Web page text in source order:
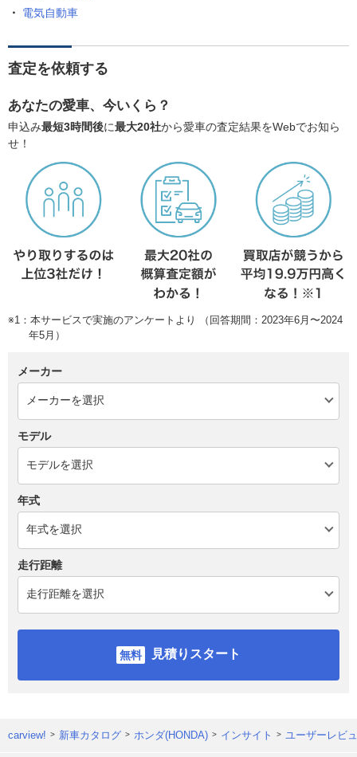
電気自動車
査定を依頼する
あなたの愛車、今いくら？
申込み最短3時間後に最大20社から愛車の査定結果をWebでお知ら
せ！
※1：本サービスで実施のアンケートより （回答期間：2023年6月〜2024
年5月）
メーカー
モデル
年式
走行距離
見積りスタート
carview! 新車カタログ ホンダ(HONDA) インサイト ユーザーレビ